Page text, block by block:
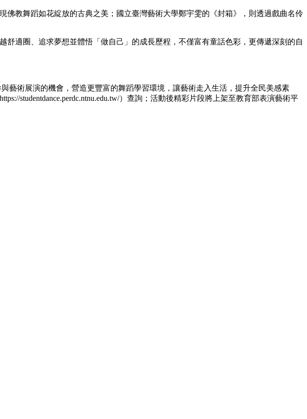
教舞蹈如花綻放的古典之美；國立臺灣藝術大學鄭宇雯的《封箱》，則透過戲曲名伶
適圈、追求夢想並體悟「做自己」的成長歷程，不僅富有童話色彩，更傳遞深刻的自
藝術展演的機會，營造更豐富的舞蹈學習環境，讓藝術走入生活，提升全民美感素
studentdance.perdc.ntnu.edu.tw/）查詢；活動後精彩片段將上架至教育部表演藝術平